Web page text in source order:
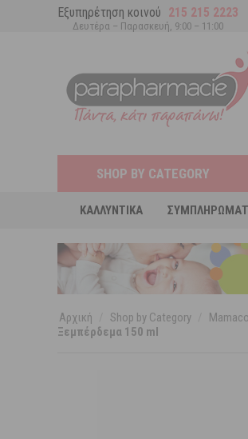
Εξυπηρέτηση κοινού 215 215 2223
Δευτέρα – Παρασκευή, 9:00 – 11:00
SHOP BY CATEGORY
ΚΑΛΛΥΝΤΙΚΆ
Αρχική Shop by Category
Ξεμπέρδεμα 150 ml